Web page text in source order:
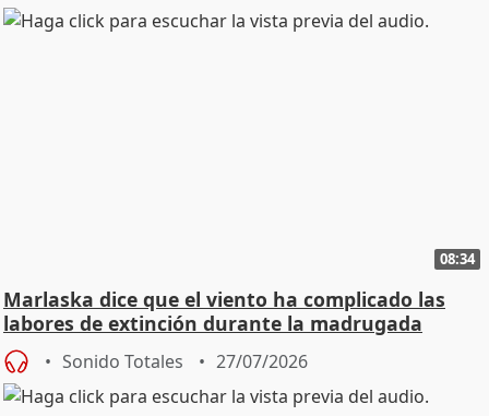
08:34
Marlaska dice que el viento ha complicado las
labores de extinción durante la madrugada
Sonido Totales 27/07/2026